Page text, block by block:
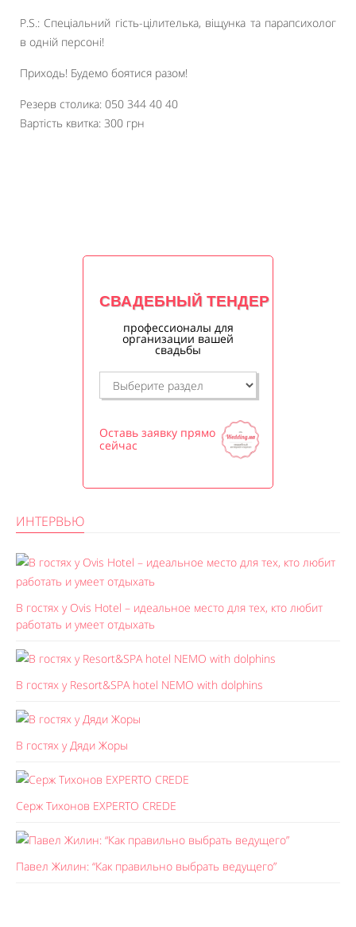
P.S.: Спеціальний гість-цілителька, віщунка та парапсихолог
в одній персоні!
Приходь! Будемо боятися разом!
Резерв столика: 050 344 40 40
Вартість квитка: 300 грн
СВАДЕБНЫЙ ТЕНДЕР
профессионалы для
организации вашей
свадьбы
Оставь заявку прямо
сейчас
ИНТЕРВЬЮ
В гостях у Ovis Hotel – идеальное место для тех, кто любит
работать и умеет отдыхать
В гостях у Resort&SPA hotel NEMO with dolphins
В гостях у Дяди Жоры
Серж Тихонов EXPERTO CREDE
Павел Жилин: “Как правильно выбрать ведущего”